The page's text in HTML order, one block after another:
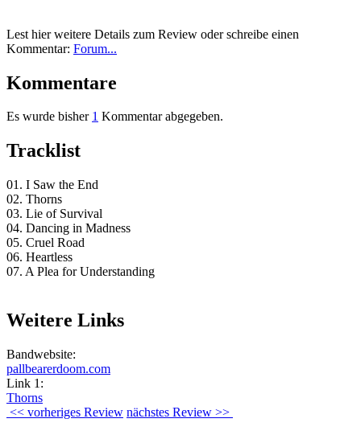
Lest hier weitere Details zum Review oder schreibe einen
Kommentar: Forum...
Kommentare
Es wurde bisher 1 Kommentar abgegeben.
Tracklist
01. I Saw the End
02. Thorns
03. Lie of Survival
04. Dancing in Madness
05. Cruel Road
06. Heartless
07. A Plea for Understanding
Weitere Links
Bandwebsite:
pallbearerdoom.com
Link 1:
Thorns
<< vorheriges Review nächstes Review >>